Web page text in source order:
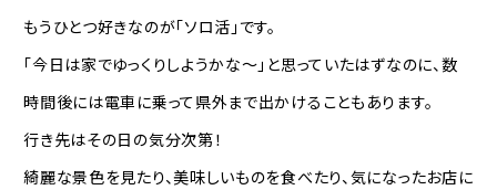
もうひとつ好きなのが「ソロ活」です。
「今日は家でゆっくりしようかな～」と思っていたはずなのに、数
時間後には電車に乗って県外まで出かけることもあります。
行き先はその日の気分次第！
綺麗な景色を見たり、美味しいものを食べたり、気になったお店に